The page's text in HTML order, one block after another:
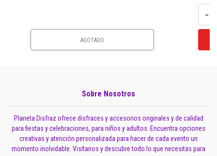
AGOTADO
-
Sobre Nosotros
Planeta Disfraz ofrece disfraces y accesorios originales y de calidad
para fiestas y celebraciones, para niños y adultos. Encuentra opciones
creativas y atención personalizada para hacer de cada evento un
momento inolvidable. Visítanos y descubre todo lo que necesitas para